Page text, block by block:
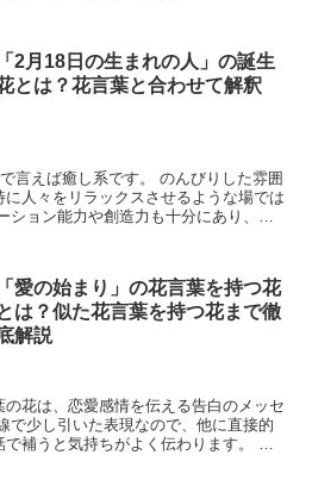
「2月18日の生まれの人」の誕生
とは？花言葉と合わせて解釈
言えば癒し系です。 のんびりした雰囲
人々をリラックスさせるような場では
ション能力や創造力も十分にあり、特
「愛の始まり」の花言葉を持つ花
は？似た花言葉を持つ花まで徹
解説
の花は、恋愛感情を伝える告白のメッセ
で少し引いた表現なので、他に直接的
補うと気持ちがよく伝わります。 家